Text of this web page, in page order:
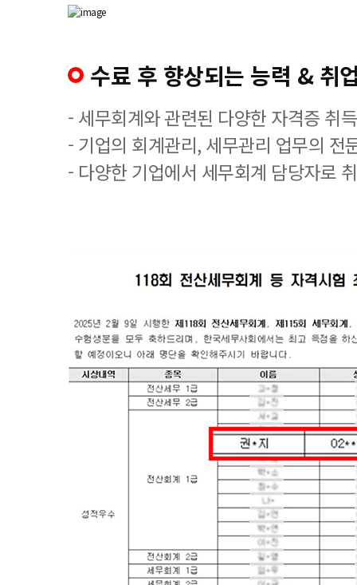
수료 후 향상되는 능력 & 취
- 세무회계와 관련된 다양한 자격증 취
- 기업의 회계관리, 세무관리 업무의 전
- 다양한 기업에서 세무회계 담당자로